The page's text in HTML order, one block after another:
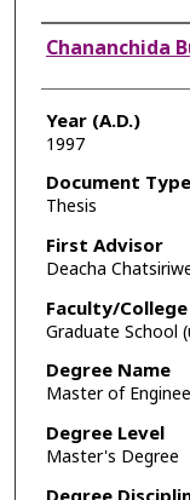
Author
Chananchida
Year (A.D.)
1997
Document Type
Thesis
First Advisor
Deacha
Faculty/College
Graduate School
Degree Name
Master of
Degree Level
Master's Degree